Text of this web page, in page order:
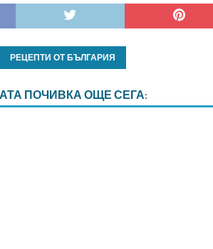
РЕЦЕПТИ ОТ БЪЛГАРИЯ
ПОЧИВКА ОЩЕ СЕГА: